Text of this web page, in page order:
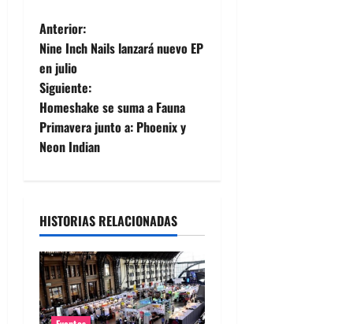
N
a
v
e
c
i
ó
Anterior:
Nine Inch Nails lanzará nuevo EP
en julio
Siguiente:
Homeshake se suma a Fauna
Primavera junto a: Phoenix y
Neon Indian
HISTORIAS RELACIONADAS